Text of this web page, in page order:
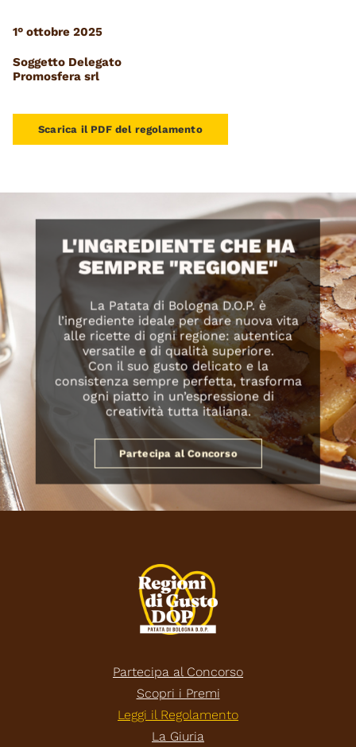
1° ottobre 2025
Soggetto Delegato
Promosfera srl
Scarica il PDF del regolamento
L'INGREDIENTE CHE HA
SEMPRE "REGIONE"
La Patata di Bologna D.O.P. è
l’ingrediente ideale per dare nuova vita
alle ricette di ogni regione: autentica
versatile e di qualità superiore.
Con il suo gusto delicato e la
consistenza sempre perfetta, trasforma
ogni piatto in un’espressione di
creatività tutta italiana.
Partecipa al Concorso
Partecipa al Concorso
Scopri i Premi
Leggi il Regolamento
La Giuria